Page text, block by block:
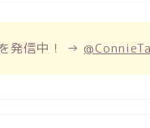
発信中！ →